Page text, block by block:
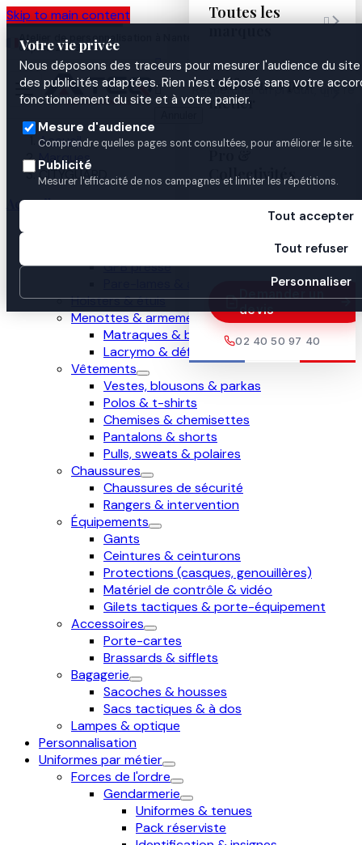
Skip to main content
Votre vie privée
Nous déposons des traceurs pour mesurer l'audience du
des publicités adaptées. Rien n'est déposé sans votre
fonctionnement du site et à votre panier.
Mesure d'audience
Comprendre quelles pages sont consultées, pour améliorer le site.
Publicité
Mesurer l'efficacité de nos campagnes et limiter les répétitions.
Tout accepter
Tout refuser
Personnaliser
Atelier de personnalisation à Nantes
depuis 2003


Toutes les
marques

Uniformes par
métier
Pro &
Collectivités
Demander un
devis
02 40 50 97 40
Accueil
Marques
CITYGUARD
Accueil
GPB presse
Holsters & étuis
Menottes & armement
Matraques & bâtons
Lacrymo & défense
Vêtements
Vestes, blousons & parkas
Polos & t-shirts
Chemises & chemisettes
Pantalons & shorts
Pulls, sweats & polaires
Chaussures
Chaussures de sécurité
Rangers & intervention
Équipements
Gants
Ceintures & ceinturons
Protections (casques, genouillères)
Matériel de contrôle & vidéo
Gilets tactiques & porte-équipement
Accessoires
Porte-cartes
Brassards & sifflets
Bagagerie
Sacoches & housses
Sacs tactiques & à dos
Lampes & optique
Personnalisation
Uniformes par métier
Forces de l'ordre
Gendarmerie
Uniformes & tenues
Pack réserviste